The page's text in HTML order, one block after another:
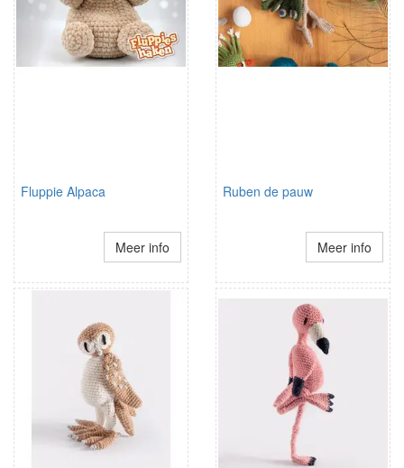
Fluppie Alpaca
Meer info
Ruben de pauw
Meer info